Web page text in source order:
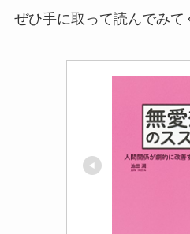
ぜひ手に取って読んでみて